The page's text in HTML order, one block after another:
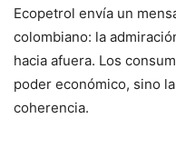
Ecopetrol envía un
colombiano: la
hacia afuera. Los
poder económico, sino
coherencia.